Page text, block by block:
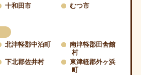
十和田市
むつ市
北津軽郡中泊町
南津軽郡田舎館
村
下北郡佐井村
東津軽郡外ヶ浜
町